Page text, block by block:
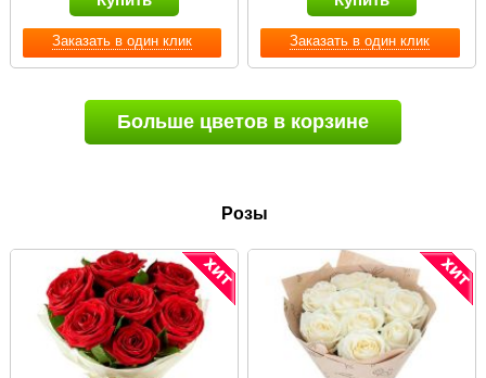
Заказать в один клик Заказать в один клик
Больше цветов в корзине
Розы